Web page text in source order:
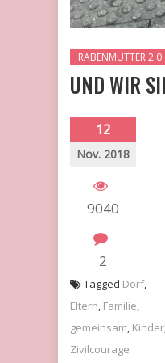
RABENMUTTER 2.0
UND WIR
12
Nov. 2018
9040
2
Tagged Dorf,
Eltern Familie
gemeinsam Kinder
Zivilcourage